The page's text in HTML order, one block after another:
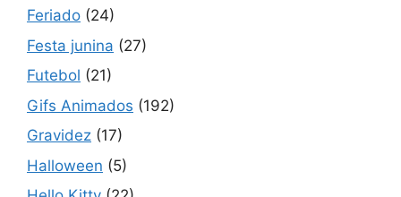
Feriado (24)
Festa junina (27)
Futebol (21)
Gifs Animados (192)
Gravidez (17)
Halloween (5)